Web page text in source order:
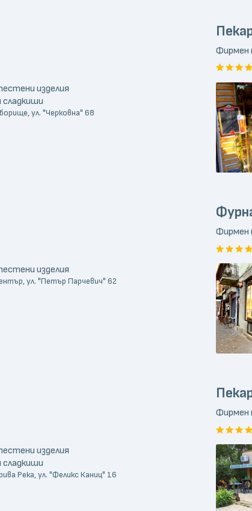
изделия
ул. "Черковна" 68
Фирмен
изделия
ул. "Петър Парчевич" 62
Фирмен
изделия
Река, ул. "Феликс Каниц" 16
Фирмен